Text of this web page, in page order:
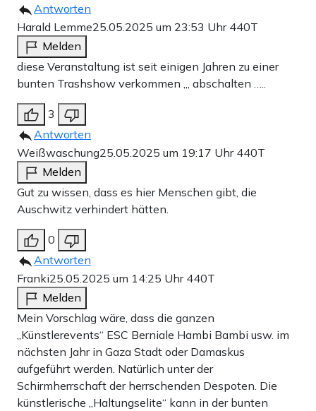
Antworten
Harald Lemme25.05.2025 um 23:53 Uhr 440T
Melden
diese Veranstaltung ist seit einigen Jahren zu einer
bunten Trashshow verkommen ,,, abschalten …..
3
Antworten
Weißwaschung25.05.2025 um 19:17 Uhr 440T
Melden
Gut zu wissen, dass es hier Menschen gibt, die
Auschwitz verhindert hätten.
0
Antworten
Franki25.05.2025 um 14:25 Uhr 440T
Melden
Mein Vorschlag wäre, dass die ganzen
„Künstlerevents“ ESC Berniale Hambi Bambi usw. im
nächsten Jahr in Gaza Stadt oder Damaskus
aufgeführt werden. Natürlich unter der
Schirmherrschaft der herrschenden Despoten. Die
künstlerische „Haltungselite“ kann in der bunten